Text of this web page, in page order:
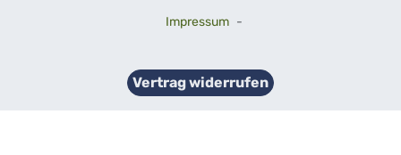
Impressum -
Vertrag widerrufen